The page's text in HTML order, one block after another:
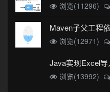
浏览(11296)
Maven子父工程
浏览(12971)
浏览(13992)